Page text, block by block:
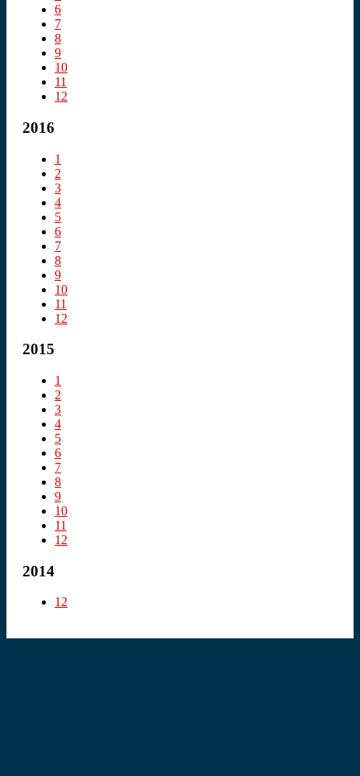
6
7
8
9
10
11
12
2016
1
2
3
4
5
6
7
8
9
10
11
12
2015
1
2
3
4
5
6
7
8
9
10
11
12
2014
12